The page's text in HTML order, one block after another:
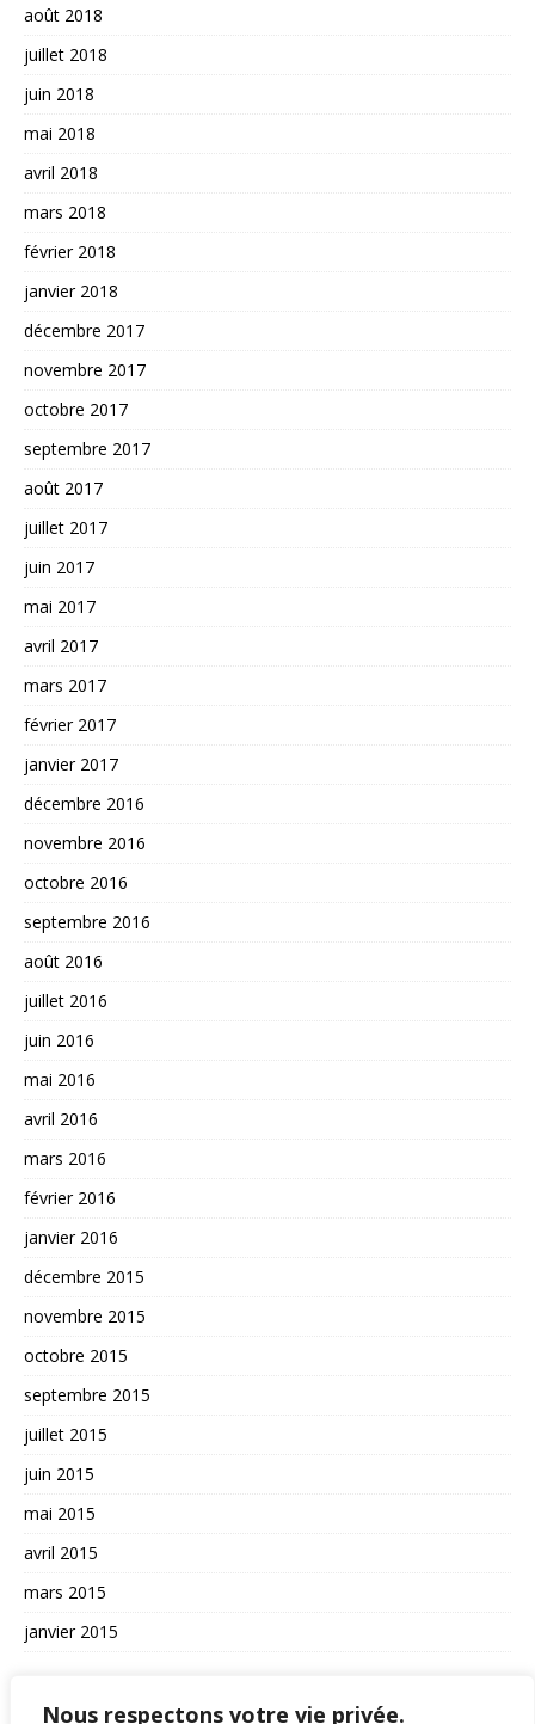
Nous respectons votre vie privée.
août 2018
juillet 2018
juin 2018
mai 2018
avril 2018
mars 2018
février 2018
janvier 2018
décembre 2017
novembre 2017
octobre 2017
septembre 2017
août 2017
juillet 2017
juin 2017
mai 2017
avril 2017
mars 2017
février 2017
janvier 2017
décembre 2016
novembre 2016
octobre 2016
septembre 2016
août 2016
juillet 2016
juin 2016
mai 2016
avril 2016
mars 2016
février 2016
janvier 2016
décembre 2015
novembre 2015
octobre 2015
septembre 2015
juillet 2015
juin 2015
mai 2015
avril 2015
mars 2015
janvier 2015